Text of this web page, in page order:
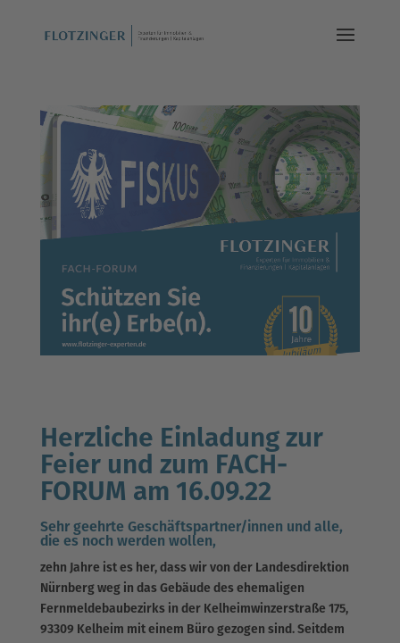
Herzliche Einladung zur
Feier und zum FACH-
FORUM am 16.09.22
Sehr geehrte Geschäftspartner/innen und alle,
die es noch werden wollen,
zehn Jahre ist es her, dass wir von der Landesdirektion
Nürnberg weg in das Gebäude des ehemaligen
Fernmeldebaubezirks in der Kelheimwinzerstraße 175,
93309 Kelheim mit einem Büro gezogen sind. Seitdem